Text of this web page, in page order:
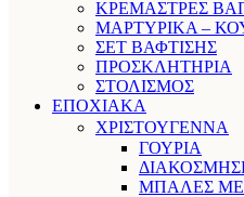
ΚΡΕΜΑΣΤΡΕΣ
ΜΑΡΤΥΡΙΚΑ –
ΣΕΤ ΒΑΦΤΙΣΗΣ
ΠΡΟΣΚΛΗΤΗΡΙΑ
ΣΤΟΛΙΣΜΟΣ
ΕΠΟΧΙΑΚΑ
ΧΡΙΣΤΟΥΓΕΝΝΑ
ΓΟΥΡΙΑ
ΜΠΑΛΕΣ